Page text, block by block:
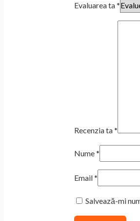
Evaluarea ta*
Recenzia ta*
Nume*
Email*
Salvează-mi